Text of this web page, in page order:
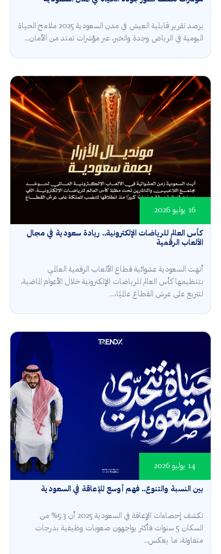
يرصد تقرير قابلية العيش في مدن السعودية 2025 ملامح الحياة
اليومية في الرياض وجدة والخبر، عبر مؤشرات تمتد من الأمان...
كأس العالم للرياضات الإلكترونية.. ريادة سعودية في مجال
الألعاب الرقمية
16 يوليو 2026
أنهت السعودية عشوائية قطاع الألعاب الرقمية العالمي
بتنظيمها كأس العالم للرياضات الإلكترونية خلال الأعوام الماضية،
لتتربع على عرش القطاع عالميًا،...
بين النسبة والتنوع.. فهم أوسع للإعاقة في السعودية
14 يوليو 2026
تكشف إحصاءات الإعاقة في السعودية 2025 أن 5.3% من
السكان 5 سنوات فأكثر يواجهون صعوبات وظيفية بدرجات
متفاوتة، ما يعكس...